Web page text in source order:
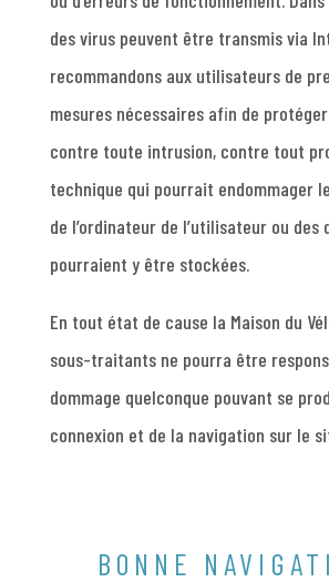
des virus peuvent être transmis via
recommandons aux utilisateurs de
mesures nécessaires afin de
contre toute intrusion, contre tout
technique qui pourrait endommager
de l’ordinateur de l’utilisateur ou des
pourraient y être stockées.
En tout état de cause la Maison du
sous-traitants ne pourra être
dommage quelconque pouvant se
connexion et de la navigation sur le
BONNE